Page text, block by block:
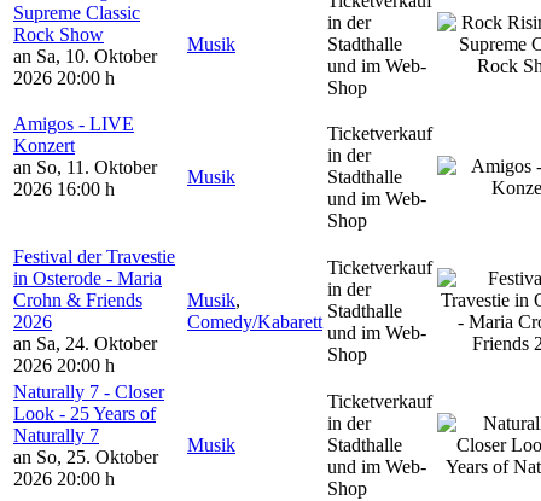
Supreme Classic
Rock Show
an Sa, 10. Oktober
2026 20:00 h
Musik
in der
Stadthalle
und im Web-
Shop
Amigos - LIVE
Konzert
an So, 11. Oktober
2026 16:00 h
Musik
Ticketverkauf
in der
Stadthalle
und im Web-
Shop
Festival der Travestie
in Osterode - Maria
Crohn & Friends
2026
an Sa, 24. Oktober
2026 20:00 h
Musik,
Comedy/Kabarett
Ticketverkauf
in der
Stadthalle
und im Web-
Shop
Naturally 7 - Closer
Look - 25 Years of
Naturally 7
an So, 25. Oktober
2026 20:00 h
Musik
Ticketverkauf
in der
Stadthalle
und im Web-
Shop